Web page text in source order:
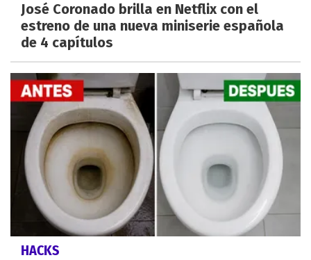
José Coronado brilla en Netflix con el
estreno de una nueva miniserie española
de 4 capítulos
HACKS